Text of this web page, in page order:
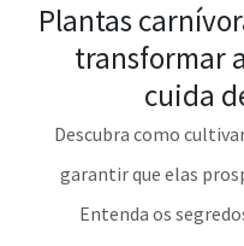
Plantas
transformar
cuida
Descubra como
garantir que elas
Entenda os